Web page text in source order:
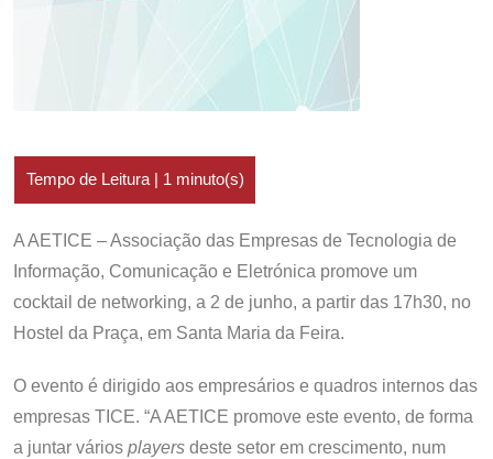
A AETICE – Associação das Empresas de Tecnologia de
Informação, Comunicação e Eletrónica promove um
cocktail de networking, a 2 de junho, a partir das 17h30, no
Hostel da Praça, em Santa Maria da Feira.
O evento é dirigido aos empresários e quadros internos das
empresas TICE. “A AETICE promove este evento, de forma
a juntar vários players deste setor em crescimento, num